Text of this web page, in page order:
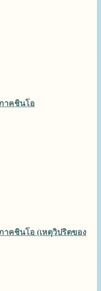
าคชินโอ
คชินโอ (เหตุวิปริตของ